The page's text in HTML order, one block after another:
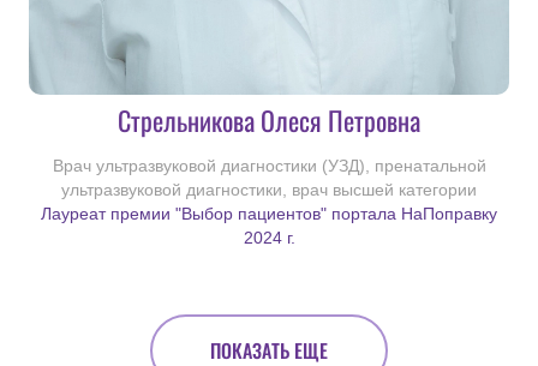
Стрельникова Олеся Петровна
Врач ультразвуковой диагностики (УЗД), пренатальной
ультразвуковой диагностики, врач высшей категории
Лауреат премии "Выбор пациентов" портала НаПоправку
2024 г.
ПОКАЗАТЬ ЕЩЕ